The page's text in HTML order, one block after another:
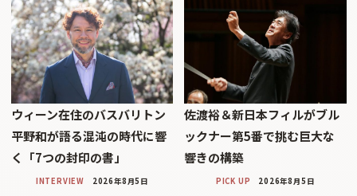
ウィーン在住のバスバリトン
平野和が語る混沌の時代に響
く「7つの封印の書」
INTERVIEW 2026年8月5日
佐渡裕＆新日本フィルがブル
ックナー第5番で挑む巨大な
響きの構築
PICK UP 2026年8月5日